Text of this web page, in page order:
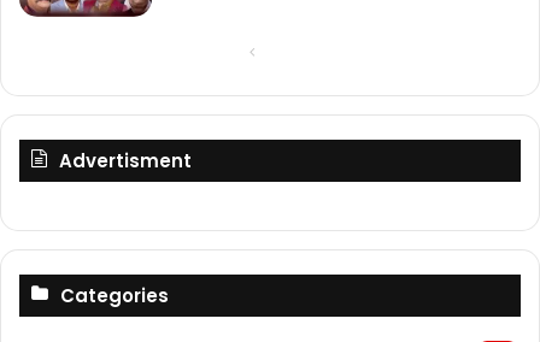
Previous
Advertisment
Categories